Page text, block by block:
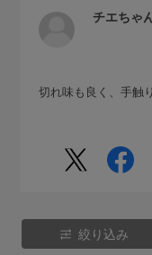
チエちゃ
切れ味も良く、手触
絞り込み